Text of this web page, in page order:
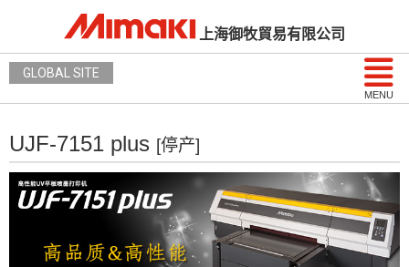
上海御牧貿易有限公司
MENU
GLOBAL SITE
UJF-7151 plus [停产]